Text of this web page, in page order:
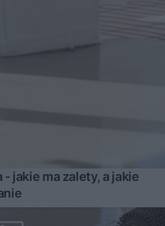
jakie ma zalety, a jakie